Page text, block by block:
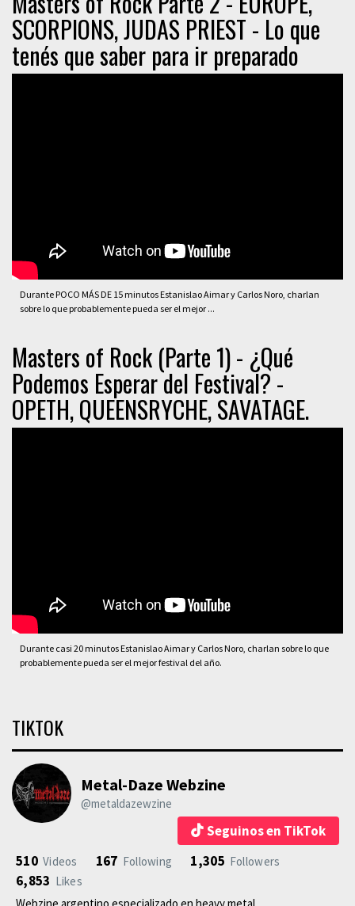
SCORPIONS, JUDAS PRIEST - Lo que
tenés que saber para ir preparado
Durante POCO MÁS DE 15 minutos Estanislao Aimar y Carlos Noro, charlan
sobre lo que probablemente pueda ser el mejor ...
Masters of Rock (Parte 1) - ¿Qué
Podemos Esperar del Festival? -
OPETH, QUEENSRYCHE, SAVATAGE.
Durante casi 20 minutos Estanislao Aimar y Carlos Noro, charlan sobre lo que
probablemente pueda ser el mejor festival del año.
TIKTOK
Metal-Daze Webzine
@metaldazewzine
Seguinos en TikTok
510 Videos 167 Following 1,305 Followers
6,853 Likes